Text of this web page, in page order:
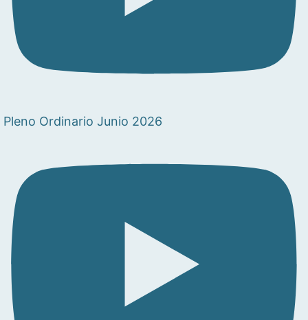
Pleno Ordinario Junio 2026